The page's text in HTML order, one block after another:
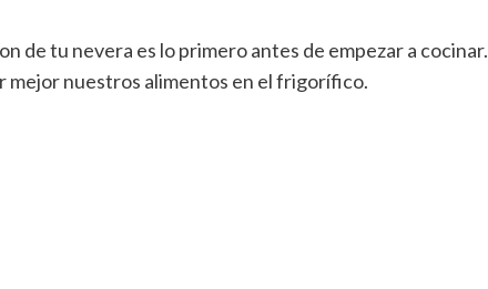
de tu nevera es lo primero antes de empezar a cocinar.
mejor nuestros alimentos en el frigorífico.